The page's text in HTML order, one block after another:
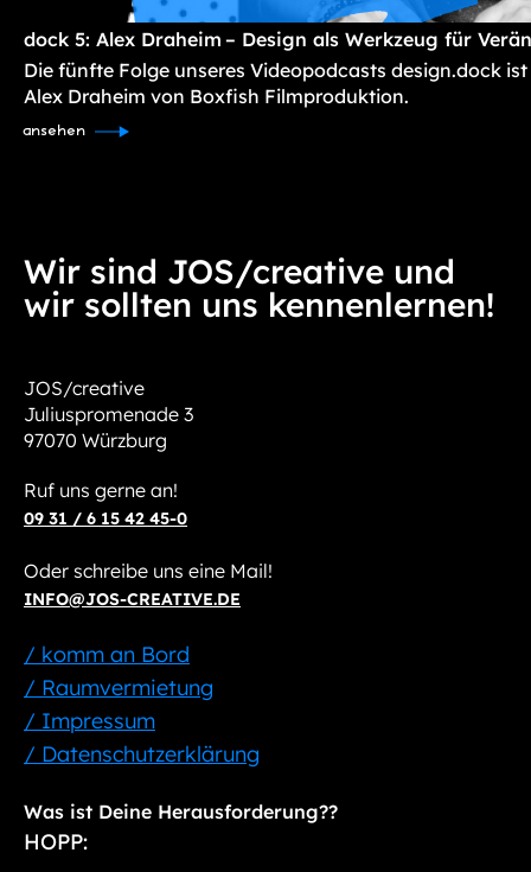
dock 5: Alex Draheim – Design als Werkzeug für
Die fünfte Folge unseres Videopodcasts design.dock
Alex Draheim von Boxfish Filmproduktion.
ansehen
Wir sind JOS/creative und
wir sollten uns kennenlernen!
JOS/creative
Juliuspromenade 3
97070 Würzburg
Ruf uns gerne an!
09 31 / 6 15 42 45-0
Oder schreibe uns eine Mail!
INFO@JOS-CREATIVE.DE
/ komm an Bord
/ Raumvermietung
/ Impressum
/ Datenschutzerklärung
Was ist Deine Herausforderung??
HOPP: